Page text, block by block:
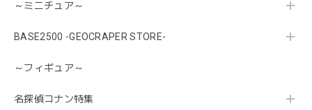
～ミニチュア～
BASE2500 -GEOCRAPER STORE-
～フィギュア～
名探偵コナン特集